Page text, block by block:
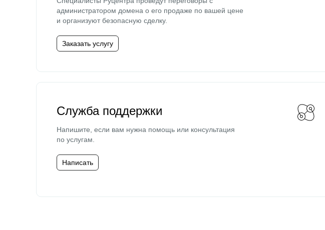
администратором домена о его продаже по вашей цене
и организуют безопасную сделку.
Заказать услугу
Служба поддержки
Напишите, если вам нужна помощь или консультация
по услугам.
Написать